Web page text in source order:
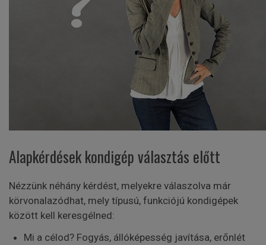
Alapkérdések kondigép választás előtt
Nézzünk néhány kérdést, melyekre válaszolva már
körvonalazódhat, mely típusú, funkciójú kondigépek
között kell keresgélned:
Mi a célod? Fogyás, állóképesség javítása, erőnlét